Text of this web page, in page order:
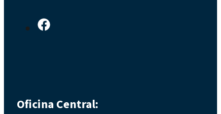
Oficina Central: